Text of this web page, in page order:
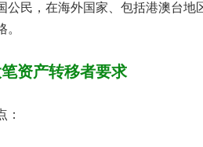
公民，在海外国家、包括港澳台
资产转移者要求
：